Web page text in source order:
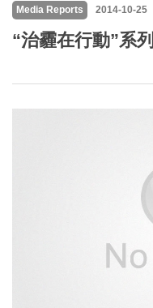
Media Reports 2014-10-25
“治霾在行動”系